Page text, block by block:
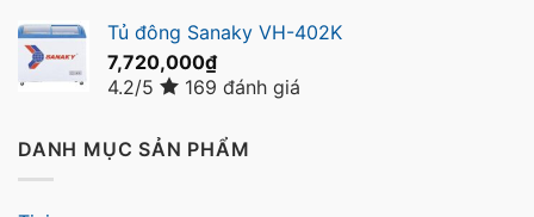
Tủ đông Sanaky VH-402K
7,720,000₫
4.2/5
169 đánh giá
DANH MỤC SẢN PHẨM